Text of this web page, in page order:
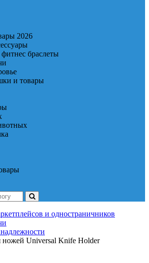
2026
браслеты
и товары
и одностраничников
ножей Universal Knife Holder